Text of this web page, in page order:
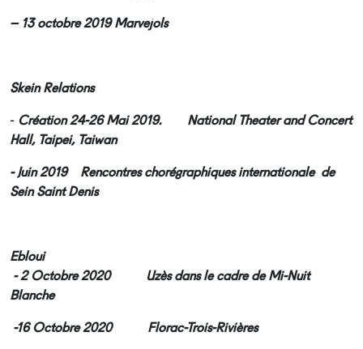
– 13 octobre 2019 Marvejols
Skein Relations
- Création 24-26 Mai 2019. National Theater and Concert
Hall, Taipei, Taiwan
-Juin 2019 Rencontres chorégraphiques internationale de
Sein Saint Denis
Ebloui
- 2 Octobre 2020 Uzès dans le cadre de Mi-Nuit
Blanche
-16 Octobre 2020 Florac-Trois-Rivières